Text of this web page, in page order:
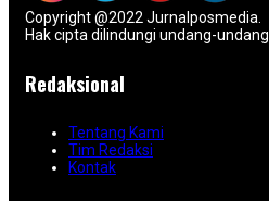
Copyright @2022 Jurnalposmedia.
Hak cipta dilindungi undang-undang
Redaksional
Tentang Kami
Tim Redaksi
Kontak